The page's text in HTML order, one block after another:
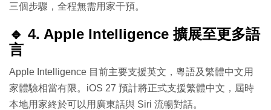
三個步驟，全程無需用家干預。
🔹 4. Apple Intelligence 擴展至更多語
言
Apple Intelligence 目前主要支援英文，粵語及繁體中文用
家體驗相當有限。iOS 27 預計將正式支援繁體中文，屆時
本地用家終於可以用廣東話與 Siri 流暢對話。